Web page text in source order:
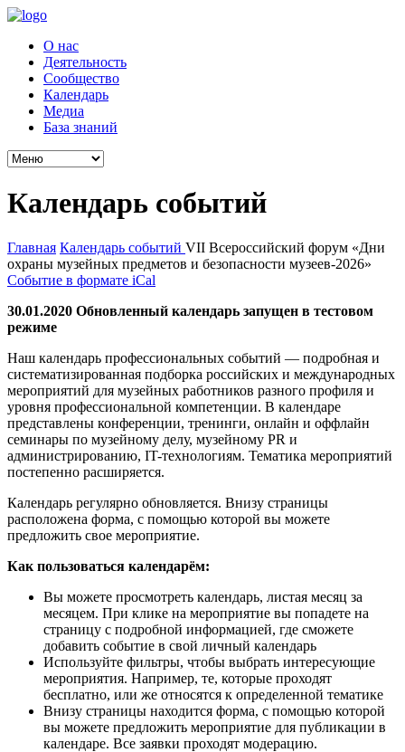
О нас
Деятельность
Сообщество
Календарь
Медиа
База знаний
Календарь событий
Главная Календарь событий VII Всероссийский форум «Дни
охраны музейных предметов и безопасности музеев-2026»
Событие в формате iCal
30.01.2020 Обновленный календарь запущен в тестовом
режиме
Наш календарь профессиональных событий — подробная и
систематизированная подборка российских и международных
мероприятий для музейных работников разного профиля и
уровня профессиональной компетенции. В календаре
представлены конференции, тренинги, онлайн и оффлайн
семинары по музейному делу, музейному PR и
администрированию, IT-технологиям. Тематика мероприятий
постепенно расширяется.
Календарь регулярно обновляется. Внизу страницы
расположена форма, с помощью которой вы можете
предложить свое мероприятие.
Как пользоваться календарём:
Вы можете просмотреть календарь, листая месяц за
месяцем. При клике на мероприятие вы попадете на
страницу с подробной информацией, где сможете
добавить событие в свой личный календарь
Используйте фильтры, чтобы выбрать интересующие
мероприятия. Например, те, которые проходят
бесплатно, или же относятся к определенной тематике
Внизу страницы находится форма, с помощью которой
вы можете предложить мероприятие для публикации в
календаре. Все заявки проходят модерацию.